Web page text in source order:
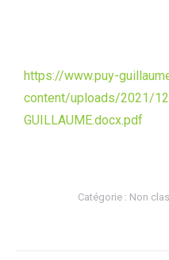
https://www.puy-
content/uploads/2021/
GUILLAUME.docx.pdf
Catégorie : Non